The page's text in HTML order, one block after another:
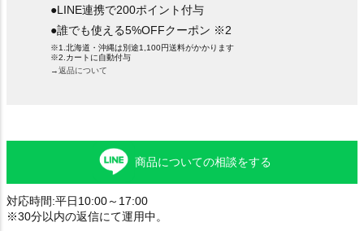
●LINE連携で200ポイント付与
●誰でも使える5%OFFクーポン ※2
※1.北海道・沖縄は別途1,100円送料がかかります
※2.カートに自動付与
→返品について
商品についての相談をする
対応時間:平日10:00～17:00
※30分以内の返信にて運用中。